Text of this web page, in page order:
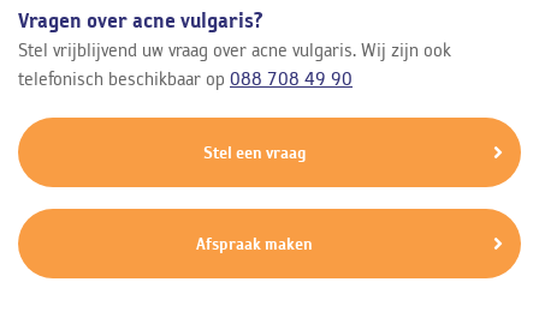
hormonen, veel veranderingen ondergaat. Het komt vaker voor
bij meisjes dan bij jongens, maar bij jongens is de mate van acne
vaak wel ernstiger dan bij meisjes. Het is een huidaandoening
waarbij mee-eters (comedonen), puistjes (pustels), pukkels
(papels) en/of onderhuidse ontstekingen (noduli) voorkomen.
Deze verschijnselen kunnen uiteindelijk acnelittekens
veroorzaken.
Hoe ontstaat acne
Vragen over acne vulgaris?
Stel vrijblijvend uw vraag over acne vulgaris. Wij zijn ook
telefonisch beschikbaar op 088 708 49 90
Stel een vraag
Afspraak maken